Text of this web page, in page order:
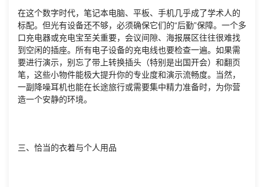
在这个数字时代，笔记本电脑、平板、手机几乎成了学术人的
标配。但光有设备还不够，必须确保它们的“后勤”保障。一个多
口充电器或充电宝至关重要，会议间隙、海报展区往往很难找
到空闲的插座。所有电子设备的充电线也要检查一遍。如果需
要进行演示，别忘了带上转换插头（特别是出国开会）和翻页
笔，这些小物件能极大提升你的专业度和演示流畅度。当然，
一副降噪耳机也能在长途旅行或需要集中精力准备时，为你营
造一个安静的环境。
三、恰当的衣着与个人用品